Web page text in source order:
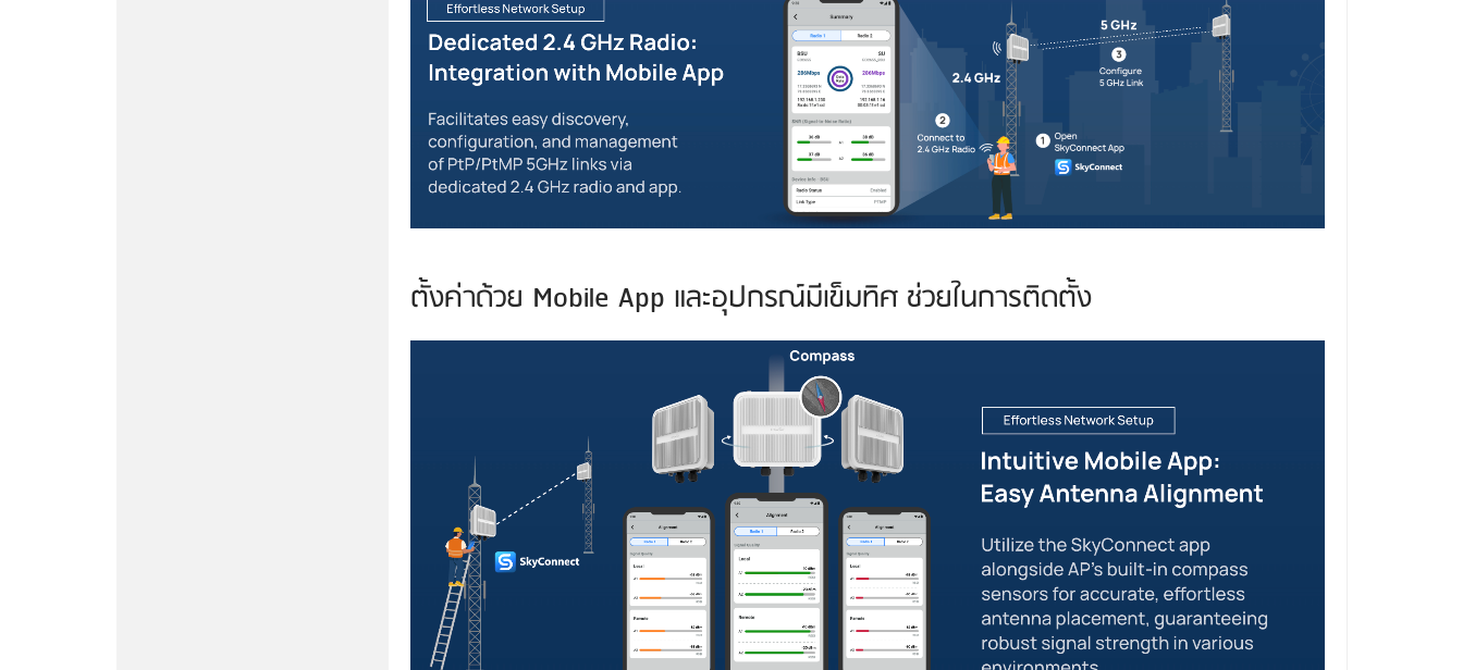
ตั้งค่าด้วย Mobile App และอุปกรณ์มีเข็มทิศ ช่วยในการติดตั้ง